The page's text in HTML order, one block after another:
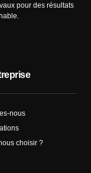
pour des résultats
nous
choisir ?